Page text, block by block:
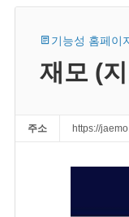
기능성 홈페이
재모 (
주소 https://